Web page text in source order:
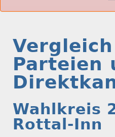
Parteien
Wahlkreis
Rottal-Inn